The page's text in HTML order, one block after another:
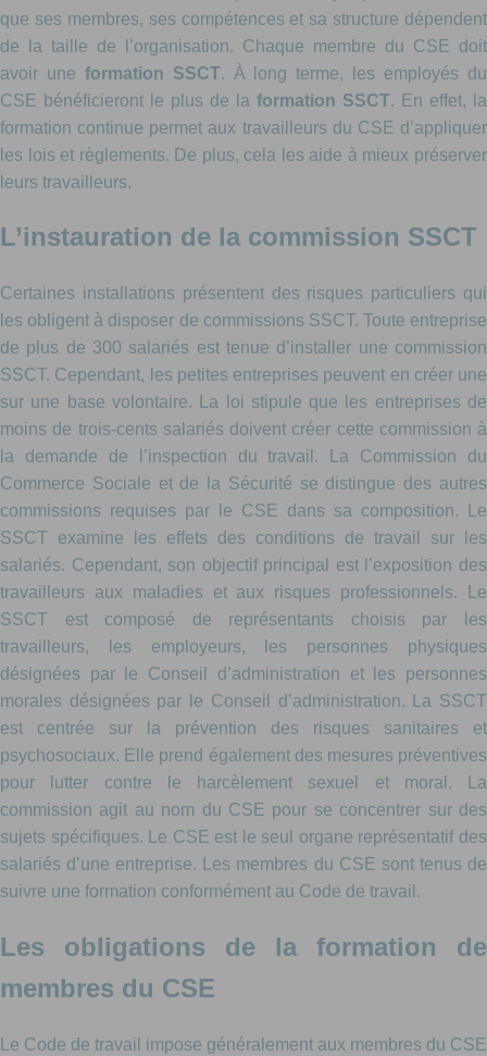
que ses membres, ses compétences et sa structure dépendent
de la taille de l’organisation. Chaque membre du CSE doit
avoir une formation SSCT. À long terme, les employés du
CSE bénéficieront le plus de la formation SSCT. En effet, la
formation continue permet aux travailleurs du CSE d’appliquer
les lois et règlements. De plus, cela les aide à mieux préserver
leurs travailleurs.
L’instauration de la commission SSCT
Certaines installations présentent des risques particuliers qui
les obligent à disposer de commissions SSCT. Toute entreprise
de plus de 300 salariés est tenue d’installer une commission
SSCT. Cependant, les petites entreprises peuvent en créer une
sur une base volontaire. La loi stipule que les entreprises de
moins de trois-cents salariés doivent créer cette commission à
la demande de l’inspection du travail. La Commission du
Commerce Sociale et de la Sécurité se distingue des autres
commissions requises par le CSE dans sa composition. Le
SSCT examine les effets des conditions de travail sur les
salariés. Cependant, son objectif principal est l’exposition des
travailleurs aux maladies et aux risques professionnels. Le
SSCT est composé de représentants choisis par les
travailleurs, les employeurs, les personnes physiques
désignées par le Conseil d’administration et les personnes
morales désignées par le Conseil d’administration. La SSCT
est centrée sur la prévention des risques sanitaires et
psychosociaux. Elle prend également des mesures préventives
pour lutter contre le harcèlement sexuel et moral. La
commission agit au nom du CSE pour se concentrer sur des
sujets spécifiques. Le CSE est le seul organe représentatif des
salariés d’une entreprise. Les membres du CSE sont tenus de
suivre une formation conformément au Code de travail.
Les obligations de la formation de
membres du CSE
Le Code de travail impose généralement aux membres du CSE